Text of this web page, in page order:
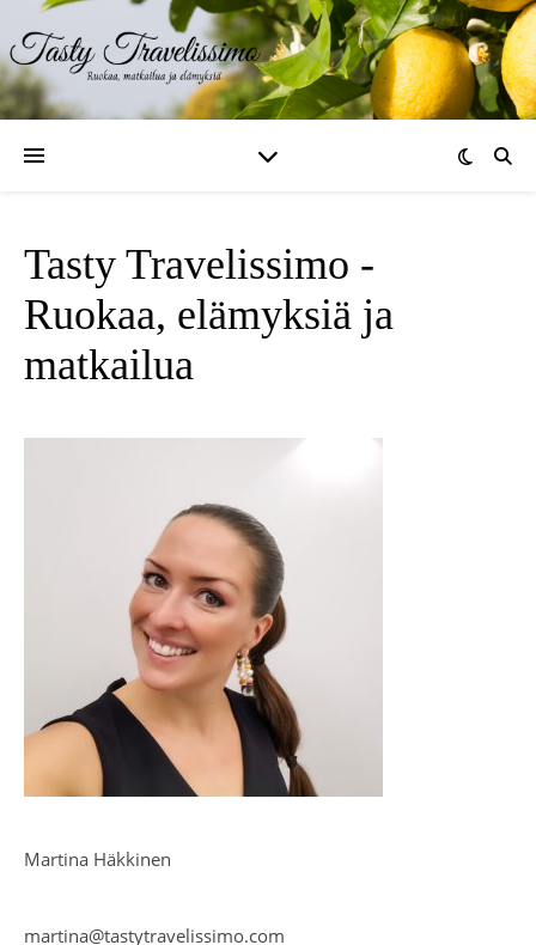
Tasty Travelissimo -
Ruokaa, elämyksiä ja
matkailua
Martina Häkkinen
martina@tastytravelissimo.com